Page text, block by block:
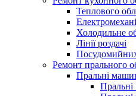
Теплового
Холодильне
Лінії роздачі
Ремонт прального
Пральні